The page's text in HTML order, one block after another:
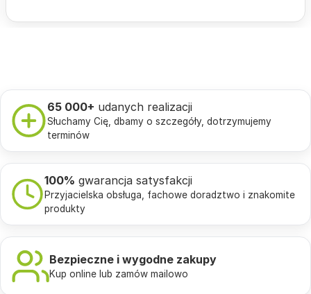
65 000+ udanych realizacji
Słuchamy Cię, dbamy o szczegóły, dotrzymujemy
terminów
100% gwarancja satysfakcji
Przyjacielska obsługa, fachowe doradztwo i znakomite
produkty
Bezpieczne i wygodne zakupy
Kup online lub zamów mailowo